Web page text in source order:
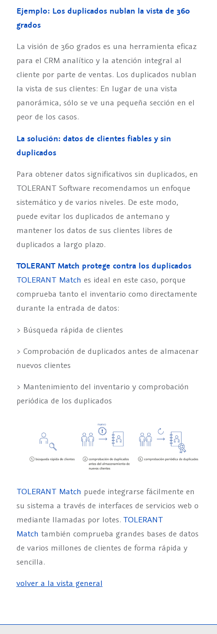
Ejemplo: Los duplicados nublan la vista de 360
grados
La visión de 360 grados es una herramienta eficaz
para el CRM analítico y la atención integral al
cliente por parte de ventas. Los duplicados nublan
la vista de sus clientes: En lugar de una vista
panorámica, sólo se ve una pequeña sección en el
peor de los casos.
La solución: datos de clientes fiables y sin
duplicados
Para obtener datos significativos sin duplicados, en
TOLERANT Software recomendamos un enfoque
sistemático y de varios niveles. De este modo,
puede evitar los duplicados de antemano y
mantener los datos de sus clientes libres de
duplicados a largo plazo.
TOLERANT Match protege contra los duplicados
TOLERANT Match es ideal en este caso, porque
comprueba tanto el inventario como directamente
durante la entrada de datos:
> Búsqueda rápida de clientes
> Comprobación de duplicados antes de almacenar
nuevos clientes
> Mantenimiento del inventario y comprobación
periódica de los duplicados
TOLERANT Match puede integrarse fácilmente en
su sistema a través de interfaces de servicios web o
mediante llamadas por lotes. TOLERANT
Match también comprueba grandes bases de datos
de varios millones de clientes de forma rápida y
sencilla.
volver a la vista general